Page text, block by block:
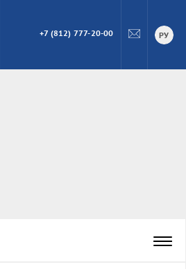
ПОИСК
+7 (812) 777-20-00 РУ